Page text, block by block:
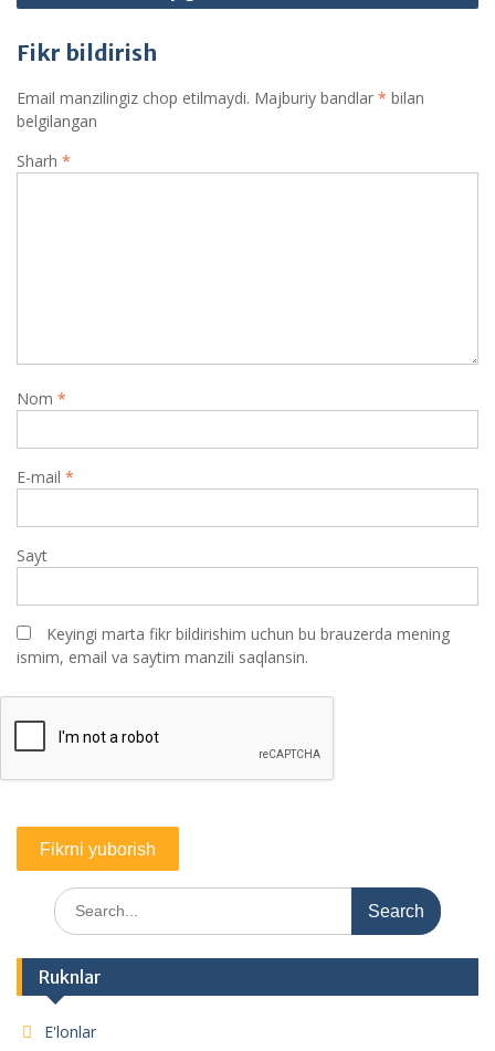
Fikr bildirish
Email manzilingiz chop etilmaydi. Majburiy bandlar * bilan
belgilangan
Sharh *
Nom *
E-mail *
Sayt
Keyingi marta fikr bildirishim uchun bu brauzerda mening
ismim, email va saytim manzili saqlansin.
Search
for:
Ruknlar
E'lonlar